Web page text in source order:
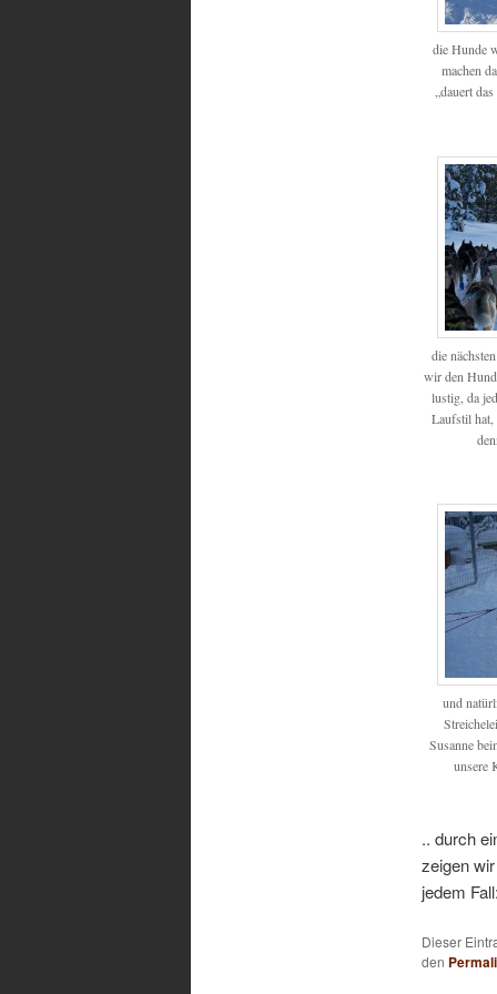
die Hunde
machen
„dauert
die
wir den
lustig, da
Laufstil hat,
und
Susanne
unsere
.. durch
zeigen
jedem
Dieser
den